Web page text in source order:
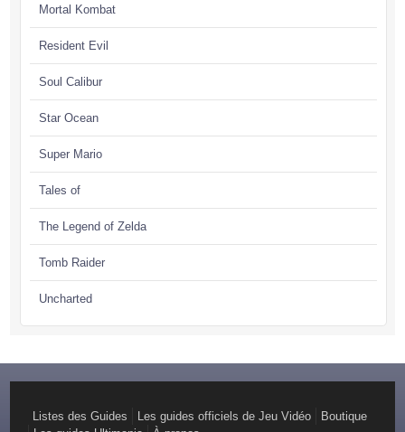
Mortal Kombat
Resident Evil
Soul Calibur
Star Ocean
Super Mario
Tales of
The Legend of Zelda
Tomb Raider
Uncharted
Listes des Guides Les guides officiels de Jeu Vidéo
Boutique